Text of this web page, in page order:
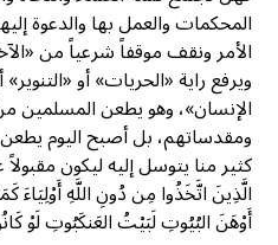
المحكمات والعمل بها والدعوة
الأمر ونقف موقفاً شرعياً من
ويرفع راية «الحريات» أو
الإنسان»، وهو يطعن
ومقدساتهم، بل أصبح اليوم
كثير منا يتوسل إليه ليكون
الَّذِينَ اتَّخَذُوا مِن دُونِ اللَّهِ
أَوْهَنَ البُيُوتِ لَبَيْتُ العَنكَبُوتِ لَوْ